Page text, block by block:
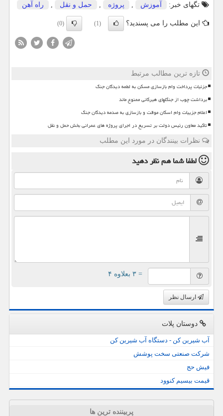
تگهای خبر:
آموزش پروژه حمل و نقل راه آهن
این مطلب را می پسندید؟ (1)
(0)
تازه ترین مطالب مرتبط
جزئیات پرداخت وام بازسازی مسکن به لطمه دیدگان جنگ
برداشت چوب از جنگلهای هیرکانی ممنوع ماند
اعلام جزییات وام اسکان موقت و بازسازی به صدمه دیدگان جنگ
تاکید معاون رئیس دولت بر تسریع در اجرای پروژه های عمرانی بخش حمل و نقل
نظرات بینندگان در مورد این مطلب
لطفا شما همنظر دهید
= ۳ بعلاوه ۴
ارسال نظر
دوستان پلات
آب شیرین کن - دستگاه آب شیرین کن
شرکت صنعتی سخت پوشش
فیش حج
قیمت بیسیم کنوود
پربیننده ترین ها